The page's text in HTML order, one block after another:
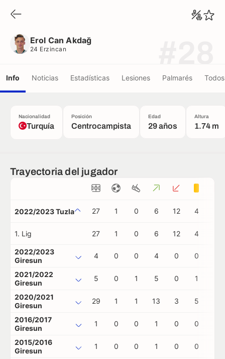
Erol Can Akdağ
24 Erzincan
Info Noticias Estadísticas Lesiones Palmarés
Nacionalidad
Turquía
Posición
Centrocampista
Edad
29 años
Altura
1.74 m
Trayectoria del jugador
2022/2023 Tuzla 27 1 0 6 12 4
1. Lig 27 1 0 6 12 4
2022/2023
Giresun
4 0 0 4 0 0
2021/2022
Giresun
5 0 1 5 0 1
2020/2021
Giresun
29 1 1 13 3 5
2016/2017
Giresun
1 0 0 1 0 0
2015/2016
Giresun
1 0 0 1 0 0